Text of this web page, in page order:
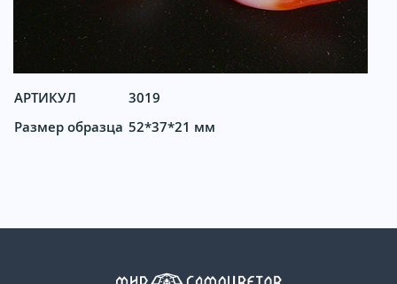
АРТИКУЛ
3019
Размер образца 52*37*21 мм